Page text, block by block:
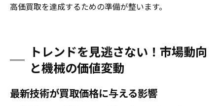
高価買取を達成するための準備が整います。
トレンドを見逃さない！市場動向
と機械の価値変動
最新技術が買取価格に与える影響